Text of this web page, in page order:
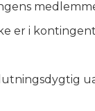
er i